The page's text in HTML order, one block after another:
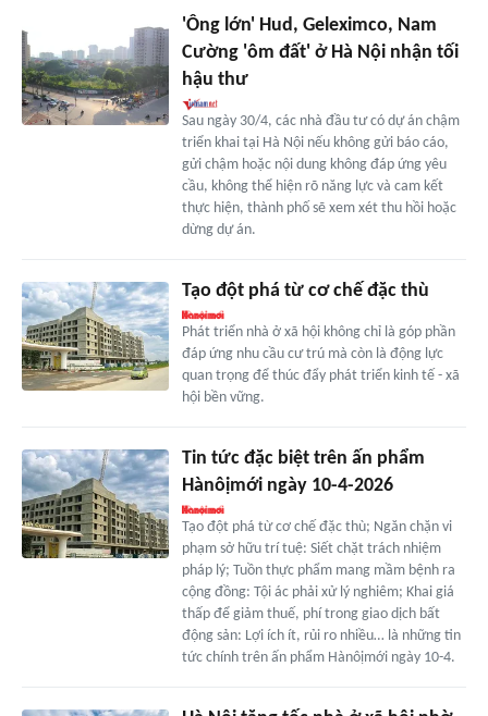
'Ông lớn' Hud, Geleximco, Nam
Cường 'ôm đất' ở Hà Nội nhận tối
hậu thư
Sau ngày 30/4, các nhà đầu tư có dự án chậm
triển khai tại Hà Nội nếu không gửi báo cáo,
gửi chậm hoặc nội dung không đáp ứng yêu
cầu, không thể hiện rõ năng lực và cam kết
thực hiện, thành phố sẽ xem xét thu hồi hoặc
dừng dự án.
Tạo đột phá từ cơ chế đặc thù
Phát triển nhà ở xã hội không chỉ là góp phần
đáp ứng nhu cầu cư trú mà còn là động lực
quan trọng để thúc đẩy phát triển kinh tế - xã
hội bền vững.
Tin tức đặc biệt trên ấn phẩm
Hànôịmới ngày 10-4-2026
Tạo đột phá từ cơ chế đặc thù; Ngăn chặn vi
phạm sở hữu trí tuệ: Siết chặt trách nhiệm
pháp lý; Tuồn thực phẩm mang mầm bệnh ra
cộng đồng: Tội ác phải xử lý nghiêm; Khai giá
thấp để giảm thuế, phí trong giao dịch bất
động sản: Lợi ích ít, rủi ro nhiều… là những tin
tức chính trên ấn phẩm Hànôịmới ngày 10-4.